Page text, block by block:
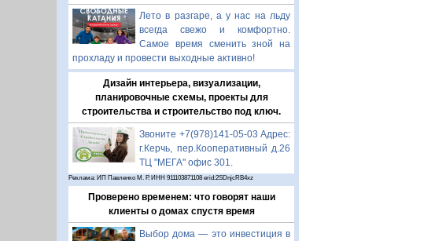
Лето в разгаре, а у нас на льду
всегда свежо и комфортно.
Самое время сменить зной на
прохладу и провести выходные активно!
Дизайн интерьера, визуализации,
планировочные схемы, проекты для
строительства и строительство под ключ.
Звоните +7(978)141-05-03 Адрес:
г.Керчь, пер.Кооперативный д.26
ТЦ "МЕГА" офис 301.
Реклама: ИП Павленко М. Р. ИНН 911103871108 erid:2SDnjcRB4xz
Проверено временем: что говорят наши
клиенты о домах спустя время
Выбор дома — это инвестиция в